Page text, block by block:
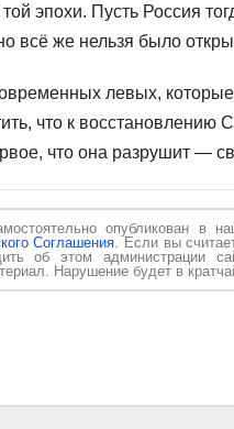
эпохи. Пусть Россия
всё же нельзя было
левых,
что к
что она разрушит —
опубликован в
Соглашения . Если вы
об этом администрации
Нарушение будет в